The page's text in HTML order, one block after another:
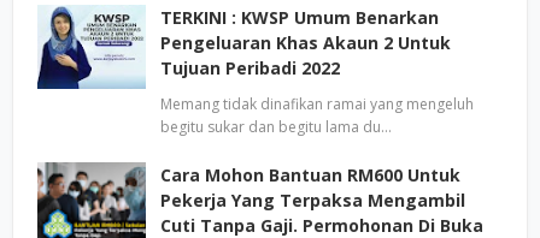
TERKINI : KWSP Umum Benarkan
Pengeluaran Khas Akaun 2 Untuk
Tujuan Peribadi 2022
Memang tidak dinafikan ramai yang mengeluh
begitu sukar dan begitu lama du…
Cara Mohon Bantuan RM600 Untuk
Pekerja Yang Terpaksa Mengambil
Cuti Tanpa Gaji. Permohonan Di Buka